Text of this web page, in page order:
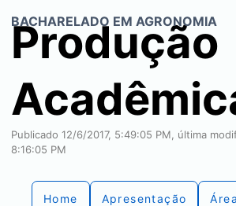
BACHARELADO EM AGRONOMIA
Produção
Publicado 12/6/2017, 5:49:05 PM, última
8:16:05 PM
Home Apresentação